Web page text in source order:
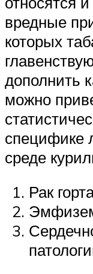
вредные
которых
дополнить
можно
специфике
среде
Рак